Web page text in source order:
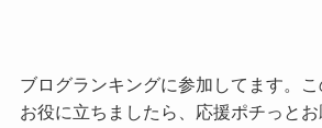
ブログランキングに参加してます。
お役に立ちましたら、応援ポチっとお